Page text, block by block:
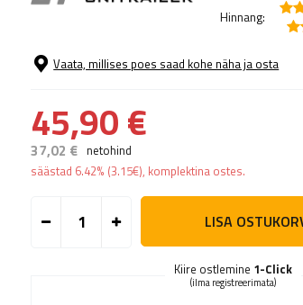
Hinnang:
Vaata, millises poes saad kohe näha ja osta
45,90 €
37,02 € netohind
säästad 6.42% (3.15€), komplektina ostes.
LISA
Kiire ostlemine 1-Click
(ilma registreerimata)